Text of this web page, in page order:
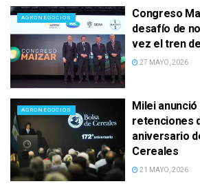
AGRONEGOCIOS
Congreso
desafío de
vez el tren
27 MAYO, 2026
AGRONEGOCIOS
Milei anunció
retenciones
aniversario
Cereales
21 MAYO, 2026